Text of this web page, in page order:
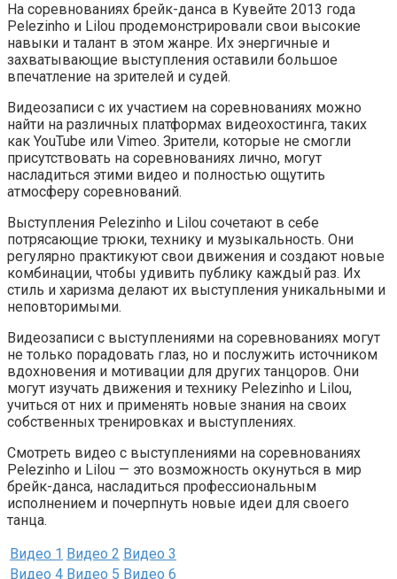
На соревнованиях брейк-данса в Кувейте 2013 года
Pelezinho и Lilou продемонстрировали свои высокие
навыки и талант в этом жанре. Их энергичные и
захватывающие выступления оставили большое
впечатление на зрителей и судей.
Видеозаписи с их участием на соревнованиях можно
найти на различных платформах видеохостинга, таких
как YouTube или Vimeo. Зрители, которые не смогли
присутствовать на соревнованиях лично, могут
насладиться этими видео и полностью ощутить
атмосферу соревнований.
Выступления Pelezinho и Lilou сочетают в себе
потрясающие трюки, технику и музыкальность. Они
регулярно практикуют свои движения и создают новые
комбинации, чтобы удивить публику каждый раз. Их
стиль и харизма делают их выступления уникальными и
неповторимыми.
Видеозаписи с выступлениями на соревнованиях могут
не только порадовать глаз, но и послужить источником
вдохновения и мотивации для других танцоров. Они
могут изучать движения и технику Pelezinho и Lilou,
учиться от них и применять новые знания на своих
собственных тренировках и выступлениях.
Смотреть видео с выступлениями на соревнованиях
Pelezinho и Lilou — это возможность окунуться в мир
брейк-данса, насладиться профессиональным
исполнением и почерпнуть новые идеи для своего
танца.
Видео 1 Видео 2 Видео 3
Видео 4 Видео 5 Видео 6